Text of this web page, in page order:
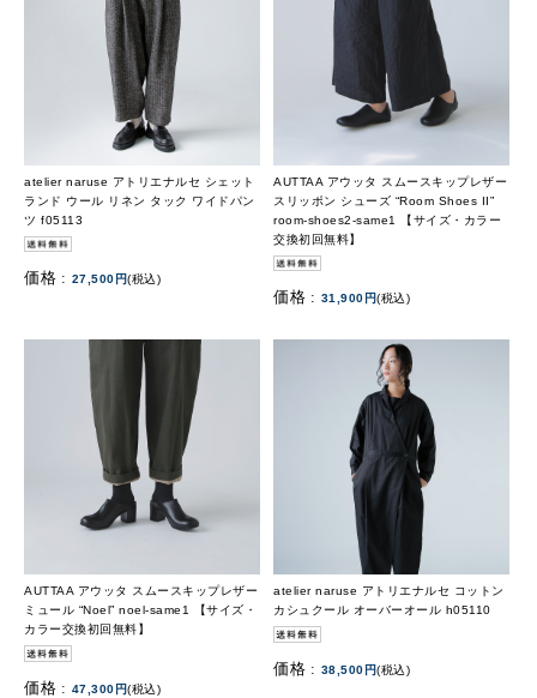
atelier naruse アトリエナルセ シェット
ランド ウール リネン タック ワイドパン
ツ f05113
価格 : 27,500円(税込)
AUTTAA アウッタ スムースキップレザー
スリッポン シューズ “Room Shoes II”
room-shoes2-same1 【サイズ・カラー
交換初回無料】
価格 : 31,900円(税込)
AUTTAA アウッタ スムースキップレザー
ミュール “Noel” noel-same1 【サイズ・
カラー交換初回無料】
価格 : 47,300円(税込)
atelier naruse アトリエナルセ コットン
カシュクール オーバーオール h05110
価格 : 38,500円(税込)